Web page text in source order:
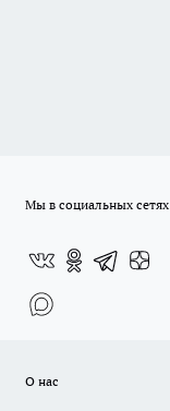
Мы в социальных сетях
О нас